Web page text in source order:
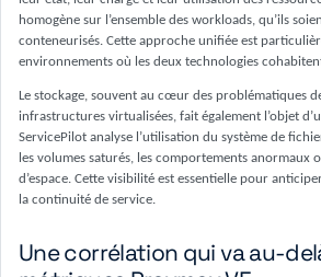
homogène sur l’ensemble des workloads, qu’ils
conteneurisés. Cette approche unifiée est
environnements où les deux technologies
Le stockage, souvent au cœur des problématiques
infrastructures virtualisées, fait également l’objet
ServicePilot analyse l’utilisation du système de
les volumes saturés, les comportements anormaux
d’espace. Cette visibilité est essentielle pour
la continuité de service.
Une corrélation qui va au-